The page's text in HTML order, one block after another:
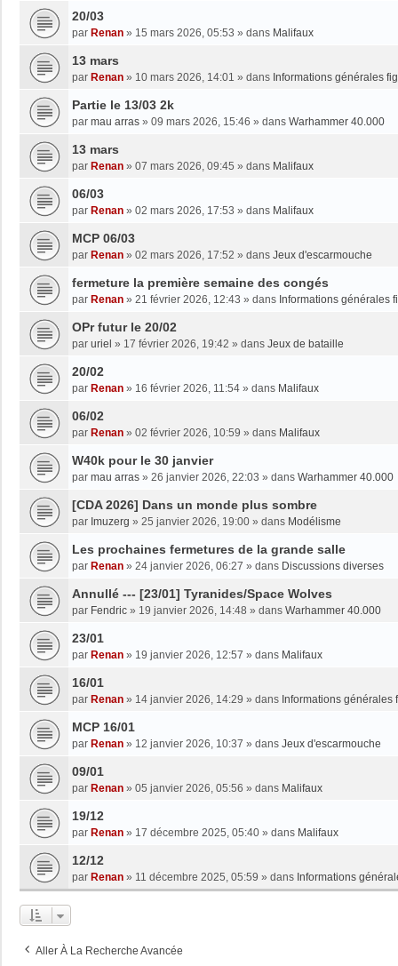
20/03
par Renan » 15 mars 2026, 05:53 » dans Malifaux
13 mars
par Renan » 10 mars 2026, 14:01 » dans Informations générales
Partie le 13/03 2k
par mau arras » 09 mars 2026, 15:46 » dans Warhammer 40.000
13 mars
par Renan » 07 mars 2026, 09:45 » dans Malifaux
06/03
par Renan » 02 mars 2026, 17:53 » dans Malifaux
MCP 06/03
par Renan » 02 mars 2026, 17:52 » dans Jeux d'escarmouche
fermeture la première semaine des congés
par Renan » 21 février 2026, 12:43 » dans Informations générales
OPr futur le 20/02
par uriel » 17 février 2026, 19:42 » dans Jeux de bataille
20/02
par Renan » 16 février 2026, 11:54 » dans Malifaux
06/02
par Renan » 02 février 2026, 10:59 » dans Malifaux
W40k pour le 30 janvier
par mau arras » 26 janvier 2026, 22:03 » dans Warhammer 40.000
[CDA 2026] Dans un monde plus sombre
par Imuzerg » 25 janvier 2026, 19:00 » dans Modélisme
Les prochaines fermetures de la grande salle
par Renan » 24 janvier 2026, 06:27 » dans Discussions diverses
Annullé --- [23/01] Tyranides/Space Wolves
par Fendric » 19 janvier 2026, 14:48 » dans Warhammer 40.000
23/01
par Renan » 19 janvier 2026, 12:57 » dans Malifaux
16/01
par Renan » 14 janvier 2026, 14:29 » dans Informations générales
MCP 16/01
par Renan » 12 janvier 2026, 10:37 » dans Jeux d'escarmouche
09/01
par Renan » 05 janvier 2026, 05:56 » dans Malifaux
19/12
par Renan » 17 décembre 2025, 05:40 » dans Malifaux
12/12
par Renan » 11 décembre 2025, 05:59 » dans Informations
Aller À La Recherche Avancée